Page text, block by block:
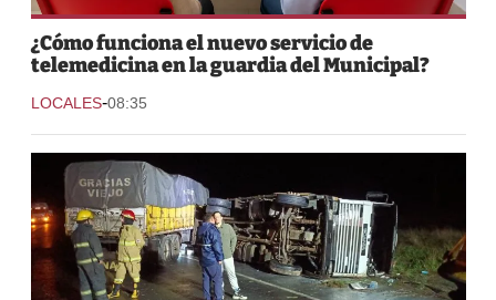
¿Cómo funciona el nuevo servicio de
telemedicina en la guardia del Municipal?
LOCALES-08:35